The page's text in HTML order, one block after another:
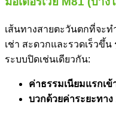
เส้นทางสายตะวันตกที่จะ
เช่า สะดวกและรวดเร็วขึ้น
ระบบปิดเช่นเดียวกัน:
ค่าธรรมเนียมแรกเข้
บวกด้วยค่าระยะทาง